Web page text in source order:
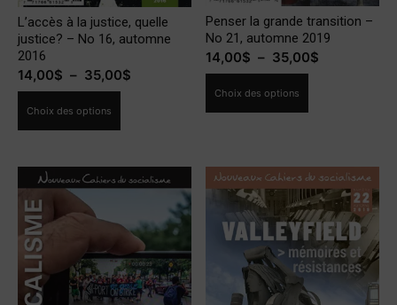
L’accès à la justice, quelle
justice? – No 16, automne
2016
14,00$ – 35,00$
35,00$
Choix des options
plusieurs
variations.
options
peuvent
être
choisies
Penser la grande transition –
No 21, automne 2019
14,00$ – 35,00$
35,00$
Choix des options
variations.
Les
options
peuvent
être
choisies
sur